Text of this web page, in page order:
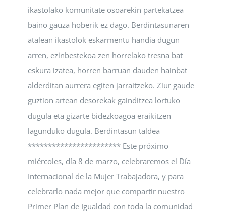
ikastolako komunitate osoarekin partekatzea
baino gauza hoberik ez dago. Berdintasunaren
atalean ikastolok eskarmentu handia dugun
arren, ezinbestekoa zen horrelako tresna bat
eskura izatea, horren barruan dauden hainbat
alderditan aurrera egiten jarraitzeko. Ziur gaude
guztion artean desorekak gainditzea lortuko
dugula eta gizarte bidezkoagoa eraikitzen
lagunduko dugula. Berdintasun taldea
*********************** Este próximo
miércoles, día 8 de marzo, celebraremos el Día
Internacional de la Mujer Trabajadora, y para
celebrarlo nada mejor que compartir nuestro
Primer Plan de Igualdad con toda la comunidad